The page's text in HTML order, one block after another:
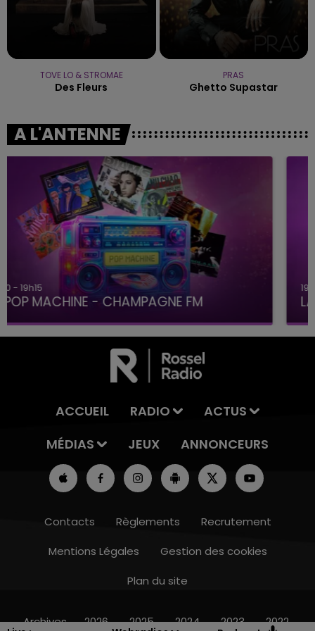
15h00 - 19h00
TOVE LO & STROMAE
Des Fleurs
PRAS
Ghetto Supastar
A L'ANTENNE
19h15 - 20h00
LA RADIO POP
ACCUEIL RADIO
ACTUS
MÉDIAS
JEUX ANNONCEURS
Contacts Règlements
Recrutement
Mentions Légales
Gestion des cookies
Plan du site
Archives 2026 2025 2024 2023 2022